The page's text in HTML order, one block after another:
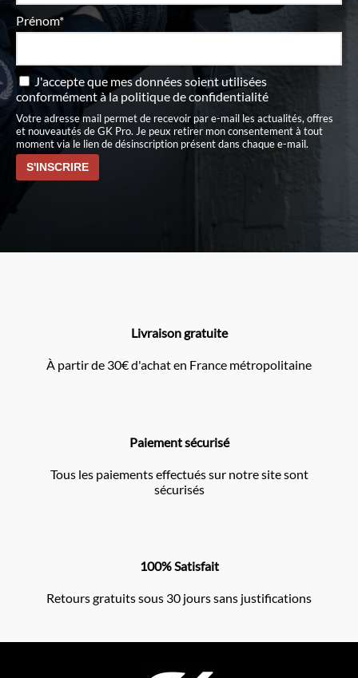
Prénom*
J'accepte que mes données soient utilisées
conformément àla politique de confidentialité
Votre adresse mail permet de recevoir par e-mail les actualités, offres
et nouveautés de GK Pro. Je peux retirer mon consentement à tout
moment via le lien de désinscription présent dans chaque e-mail.
Livraison gratuite
À partir de 30€ d'achat en France métropolitaine
Paiement sécurisé
Tous les paiements effectués sur notre site sont
sécurisés
100% Satisfait
Retours gratuits sous 30 jours sans justifications